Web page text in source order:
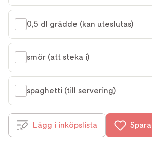
0,5 dl grädde (kan uteslutas)
smör (att steka i)
spaghetti (till servering)
Lägg i inköpslista Spara